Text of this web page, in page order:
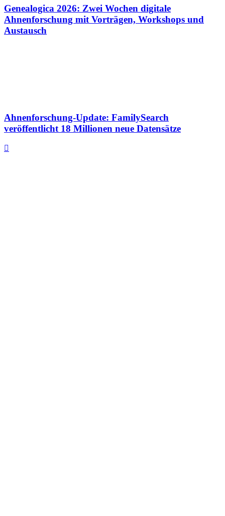
Genealogica 2026: Zwei Wochen digitale
Ahnenforschung mit Vorträgen, Workshops und
Austausch
Ahnenforschung-Update: FamilySearch
veröffentlicht 18 Millionen neue Datensätze